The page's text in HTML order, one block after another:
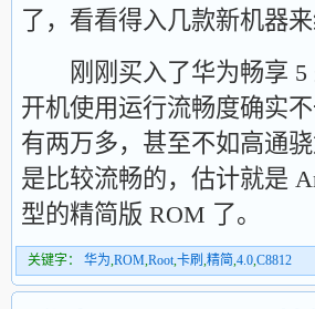
了，看看得入几款新机器
刚刚买入了华为畅享 5
开机使用运行流畅度确实
有两万多，甚至不如高通
是比较流畅的，估计就是
型的精简版 ROM 了。
关键字： 华为,ROM,Root,卡刷 ,精简,4.0,C8812